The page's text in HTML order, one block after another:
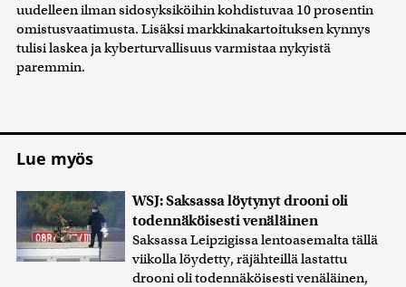
uudelleen ilman sidosyksiköihin kohdistuvaa 10 prosentin
omistusvaatimusta. Lisäksi markkinakartoituksen kynnys
tulisi laskea ja kyberturvallisuus varmistaa nykyistä
paremmin.
Lue myös
WSJ: Saksassa löytynyt drooni oli
todennäköisesti venäläinen
Saksassa Leipzigissa lentoasemalta tällä
viikolla löydetty, räjähteillä lastattu
drooni oli todennäköisesti venäläinen,